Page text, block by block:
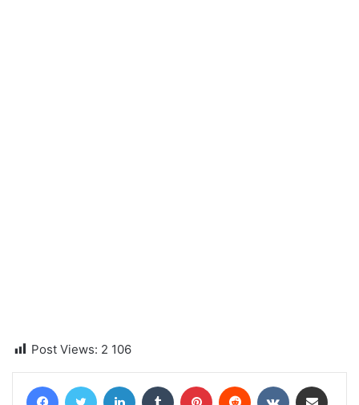
Post Views: 2 106
FacebookTwitter Linkedin Tumblr Pinterest Reddit VKontakte